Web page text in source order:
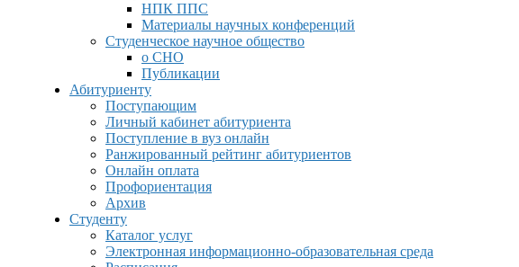
НПК ППС
Материалы научных конференций
Студенческое научное общество
о СНО
Публикации
Абитуриенту
Поступающим
Личный кабинет абитуриента
Поступление в вуз онлайн
Ранжированный рейтинг абитуриентов
Онлайн оплата
Профориентация
Архив
Студенту
Каталог услуг
Электронная информационно-образовательная среда